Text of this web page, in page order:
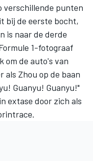
verschillende punten
bij de eerste bocht,
is naar de derde
1-fotograaf
om de auto's van
Zhou op de baan
Guanyu! Guanyu!"
extase door zich als